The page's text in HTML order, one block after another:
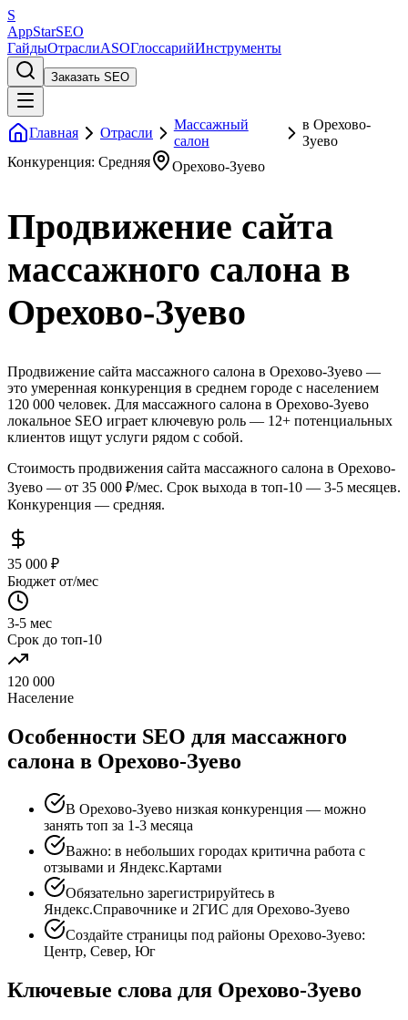
S
AppStarSEO
ГайдыОтраслиASOГлоссарийИнструменты
Заказать SEO
Главная Отрасли
Массажный
салон
в Орехово-
Зуево
Конкуренция: Средняя
Орехово-Зуево
Продвижение сайта
массажного салона в
Орехово-Зуево
Продвижение сайта массажного салона в Орехово-Зуево —
это умеренная конкуренция в среднем городе с населением
120 000 человек. Для массажного салона в Орехово-Зуево
локальное SEO играет ключевую роль — 12+ потенциальных
клиентов ищут услуги рядом с собой.
Стоимость продвижения сайта массажного салона в Орехово-
Зуево — от 35 000 ₽/мес. Срок выхода в топ-10 — 3-5 месяцев.
Конкуренция — средняя.
35 000 ₽
Бюджет от/мес
3-5 мес
Срок до топ-10
120 000
Население
Особенности SEO для массажного
салона в Орехово-Зуево
В Орехово-Зуево низкая конкуренция — можно
занять топ за 1-3 месяца
Важно: в небольших городах критична работа с
отзывами и Яндекс.Картами
Обязательно зарегистрируйтесь в
Яндекс.Справочнике и 2ГИС для Орехово-Зуево
Создайте страницы под районы Орехово-Зуево:
Центр, Север, Юг
Ключевые слова для Орехово-Зуево